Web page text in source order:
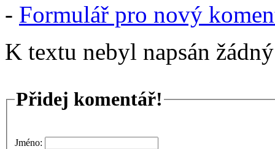
- Formulář pro nový
K textu nebyl napsán
Přidej komentář!
Jméno: